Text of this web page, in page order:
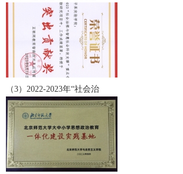
（3）2022-2023年“社会治